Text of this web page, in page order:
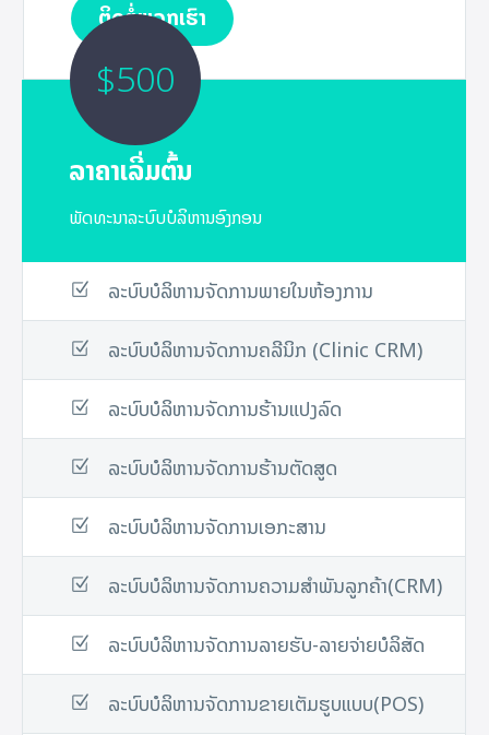
ຕິດຕໍ່ພວກເຮົາ
$500
ລາຄາເລີ່ມຕົ້ນ
ພັດທະນາລະບົບບໍລິຫານອົງກອນ
ລະບົບບໍລິຫານຈັດການພາຍໃນຫ້ອງການ
ລະບົບບໍລິຫານຈັດການຄລີນິກ (Clinic CRM)
ລະບົບບໍລິຫານຈັດການຮ້ານແປງລົດ
ລະບົບບໍລິຫານຈັດການຮ້ານຕັດສູດ
ລະບົບບໍລິຫານຈັດການເອກະສານ
ລະບົບບໍລິຫານຈັດການຄວາມສໍາພັນລູກຄ້າ(CRM)
ລະບົບບໍລິຫານຈັດການລາຍຮັບ-ລາຍຈ່າຍບໍລິສັດ
ລະບົບບໍລິຫານຈັດການຂາຍເຕັມຮູບແບບ(POS)